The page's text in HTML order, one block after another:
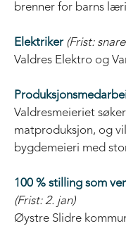
brenner for barns
Elektriker (Frist:
Valdres Elektro og
Valdresmeieriet
matproduksjon, og
bygdemeieri med
100 % stilling som
(Frist: 2. jan)
Øystre Slidre